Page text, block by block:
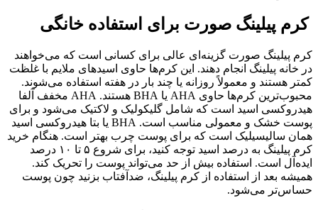
کرم پیلینگ صورت برای استفاده خانگی
کرم پیلینگ صورت گزینه‌ای عالی برای کسانی است که می‌خواهند
در خانه پیلینگ انجام دهند. این کرم‌ها حاوی اسیدهای ملایم با غلظت
کمتر هستند و معمولاً روزانه یا چند بار در هفته استفاده می‌شوند.
محبوب‌ترین کرم‌ها حاوی AHA یا BHA هستند. AHA مخفف آلفا
هیدروکسی اسید است که شامل گلیکولیک و لاکتیک می‌شود و برای
پوست خشک و معمولی مناسب است. BHA یا بتا هیدروکسی اسید
همان سالیسیلیک است که برای پوست چرب بهتر است. هنگام خرید
کرم پیلینگ به درصد اسید توجه کنید، برای شروع ۵ تا ۱۰ درصد
ایده‌آل است. استفاده بیش از حد می‌تواند پوست را تحریک کند.
همیشه بعد از استفاده از کرم پیلینگ، ضدآفتاب بزنید چون پوست
حساس‌تر می‌شود.